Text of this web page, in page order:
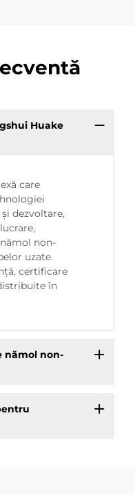
Huake
care
dezvoltare,
non-
uzate.
certificare
în
nămol non-